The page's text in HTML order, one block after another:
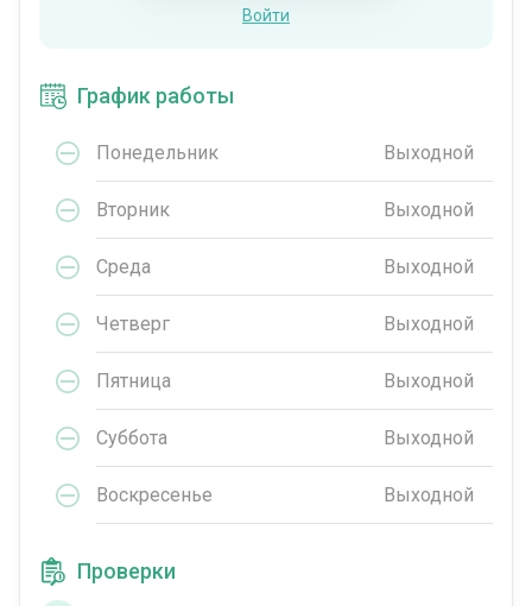
Войти
График работы
Понедельник Выходной
Вторник Выходной
Среда Выходной
Четверг Выходной
Пятница Выходной
Суббота Выходной
Воскресенье Выходной
Проверки